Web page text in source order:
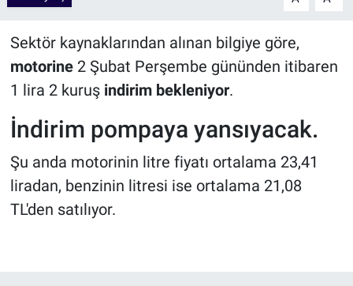
Sektör kaynaklarından alınan bilgiye göre,
motorine2 Şubat Perşembe gününden itibaren
1 lira 2 kuruş indirim bekleniyor.
İndirim pompaya yansıyacak.
Şu anda motorinin litre fiyatı ortalama 23,41
liradan, benzinin litresi ise ortalama 21,08
TL'den satılıyor.